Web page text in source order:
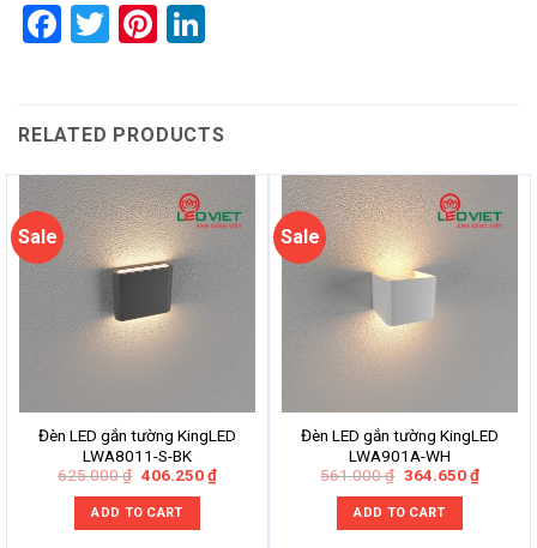
Facebook
TwitterPinterest
RELATED PRODUCTS
Sale
Đèn LED gắn tường KingLED
LWA8011-S-BK
625.000₫ Original
was:
625.000 ₫.
406.250₫Current
price
ADD TO CART
Sale
Đèn LED gắn tường KingLED
LWA901A-WH
561.000₫ Original
was:
561.000 ₫.
364.650₫Current
price
ADD TO CART